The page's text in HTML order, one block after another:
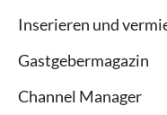
Inserieren und
Gastgebermagazin
Channel Manager